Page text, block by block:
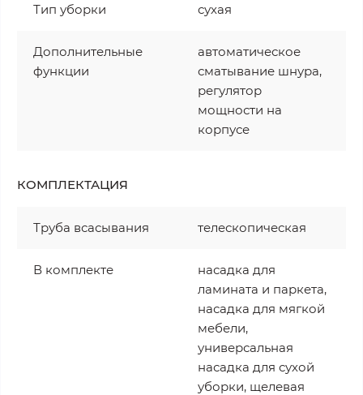
Тип уборки сухая
Дополнительные
функции
автоматическое
сматывание шнура,
регулятор
мощности на
корпусе
КОМПЛЕКТАЦИЯ
Труба всасывания телескопическая
В комплекте
насадка для
ламината и паркета,
насадка для мягкой
мебели,
универсальная
насадка для сухой
уборки, щелевая